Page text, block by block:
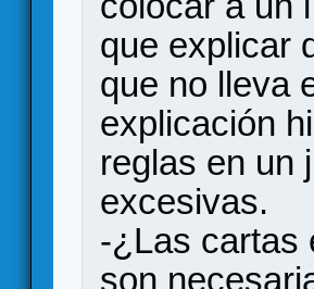
que explicar
que no lleva
explicación
reglas en un
excesivas.
-¿Las cartas
son